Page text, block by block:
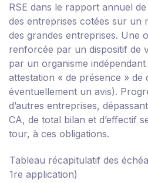
RSE dans le rapport annuel
des entreprises cotées sur un
des grandes entreprises. Une
renforcée par un dispositif de
par un organisme
attestation « de présence » de
éventuellement un avis).
d’autres entreprises,
CA, de total bilan et d’effectif
tour, à ces obligations.
Tableau récapitulatif des
1re application)